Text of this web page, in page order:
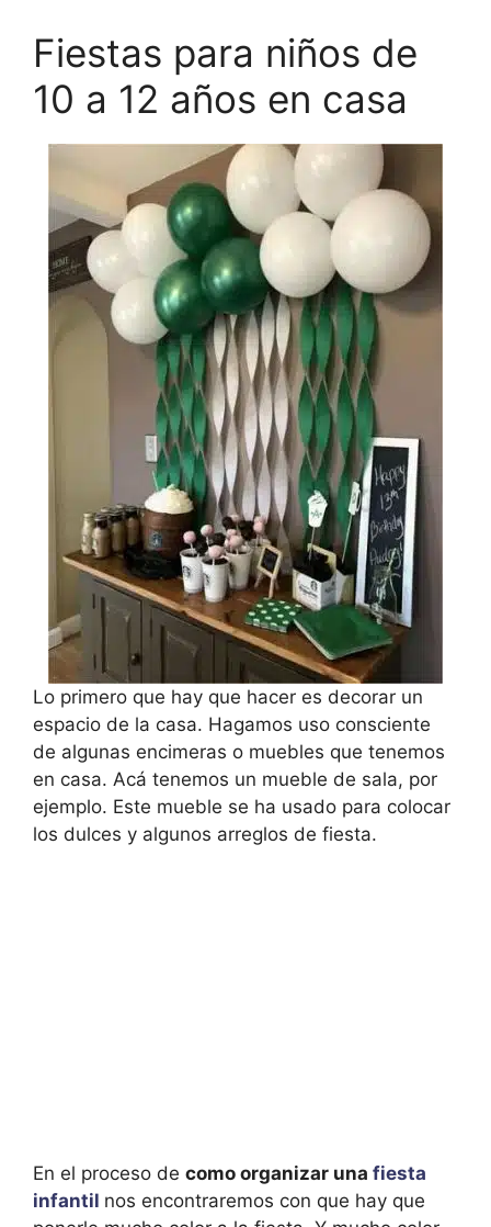
Fiestas para niños de
10 a 12 años en casa
Lo primero que hay que hacer es decorar un
espacio de la casa. Hagamos uso consciente
de algunas encimeras o muebles que tenemos
en casa. Acá tenemos un mueble de sala, por
ejemplo. Este mueble se ha usado para colocar
los dulces y algunos arreglos de fiesta.
En el proceso de como organizar una fiesta
infantil nos encontraremos con que hay que